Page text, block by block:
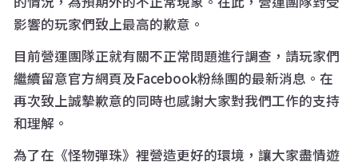
影響的玩家們致上最高的歉意。
目前營運團隊正就有關不正常問題進行調查，請玩家們
繼續留意官方網頁及Facebook粉絲團的最新消息。在
再次致上誠摯歉意的同時也感謝大家對我們工作的支持
和理解。
為了在《怪物彈珠》裡營造更好的環境，讓大家盡情遊